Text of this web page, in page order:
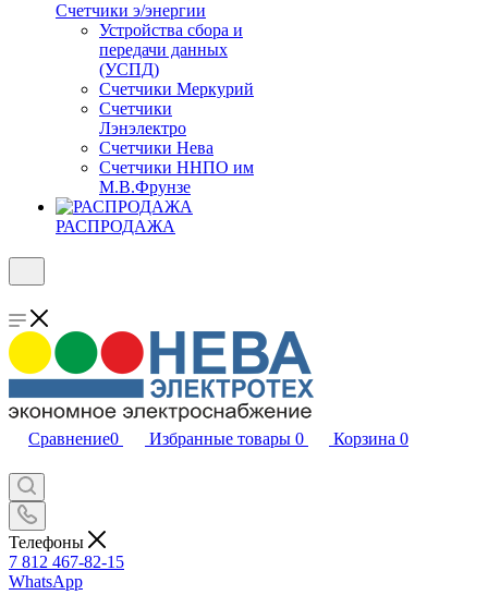
Счетчики э/энергии
Устройства сбора и
передачи данных
(УСПД)
Счетчики Меркурий
Счетчики
Лэнэлектро
Счетчики Нева
Счетчики ННПО им
М.В.Фрунзе
РАСПРОДАЖА
Сравнение0 Избранные товары 0 Корзина 0
Телефоны
7 812 467-82-15
WhatsApp